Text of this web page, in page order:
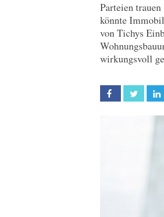
Parteien
könnte
von Tichys
wirkungsvoll
Facebook Twitter